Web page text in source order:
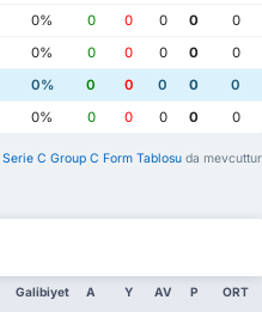
0% 0 0 0 0
0
0% 0 0 0 0
0
0% 0 0 0 0
0
0% 0 0 0 0 0
Serie C Group C Form Tablosu da mevcuttur
Galibiyet A Y AV P ORT